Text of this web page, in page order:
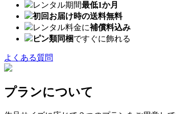
レンタル期間最低1か月
初回お届け時の送料無料
レンタル料金に補償料込み
ピン類同梱ですぐに飾れる
よくある質問
プランについて